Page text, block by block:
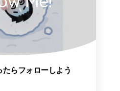
らフォローしよう